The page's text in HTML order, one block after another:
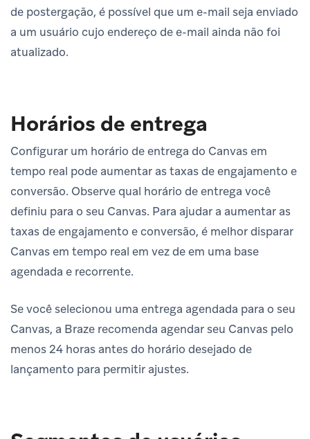
de postergação, é possível que um e-mail seja enviado
a um usuário cujo endereço de e-mail ainda não foi
atualizado.
Horários de entrega
Configurar um horário de entrega do Canvas em
tempo real pode aumentar as taxas de engajamento e
conversão. Observe qual horário de entrega você
definiu para o seu Canvas. Para ajudar a aumentar as
taxas de engajamento e conversão, é melhor disparar
Canvas em tempo real em vez de em uma base
agendada e recorrente.
Se você selecionou uma entrega agendada para o seu
Canvas, a Braze recomenda agendar seu Canvas pelo
menos 24 horas antes do horário desejado de
lançamento para permitir ajustes.